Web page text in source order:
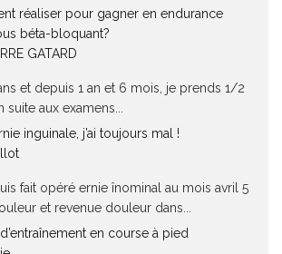
réaliser pour gagner en endurance
béta-bloquant?
GATARD
et depuis 1 an et 6 mois, je prends 1/2
aux examens...
inguinale, j’ai toujours mal !
fait opéré ernie înominal au mois avril 5
et revenue douleur dans...
en course à pied